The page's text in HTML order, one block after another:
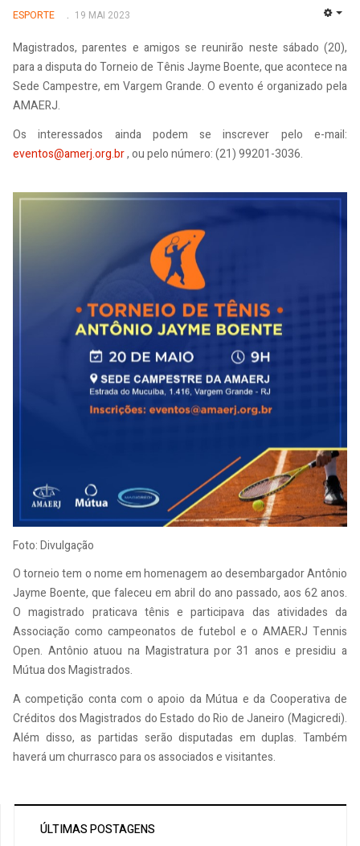
ESPORTE 19 MAI 2023
Magistrados, parentes e amigos se reunirão neste sábado (20),
para a disputa do Torneio de Tênis Jayme Boente, que acontece na
Sede Campestre, em Vargem Grande. O evento é organizado pela
AMAERJ.
Os interessados ainda podem se inscrever pelo e-mail:
eventos@amerj.org.br, ou pelo número: (21) 99201-3036.
Foto: Divulgação
O torneio tem o nome em homenagem ao desembargador Antônio
Jayme Boente, que faleceu em abril do ano passado, aos 62 anos.
O magistrado praticava tênis e participava das atividades da
Associação como campeonatos de futebol e o AMAERJ Tennis
Open. Antônio atuou na Magistratura por 31 anos e presidiu a
Mútua dos Magistrados.
A competição conta com o apoio da Mútua e da Cooperativa de
Créditos dos Magistrados do Estado do Rio de Janeiro (Magicredi).
Além disso, as partidas serão disputadas em duplas. Também
haverá um churrasco para os associados e visitantes.
ÚLTIMAS POSTAGENS